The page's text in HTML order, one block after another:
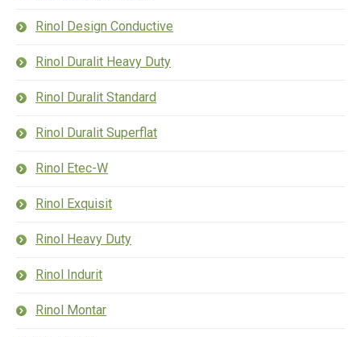
Rinol Design Conductive
Rinol Duralit Heavy Duty
Rinol Duralit Standard
Rinol Duralit Superflat
Rinol Etec-W
Rinol Exquisit
Rinol Heavy Duty
Rinol Indurit
Rinol Montar